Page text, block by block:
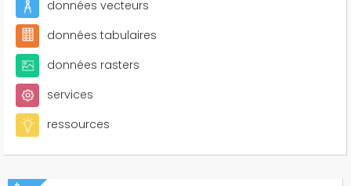
données vecteurs
données tabulaires
données rasters
services
ressources